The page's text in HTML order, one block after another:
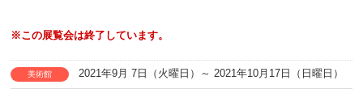
※この展覧会は終了しています。
美術館 2021年9月 7日（火曜日）～ 2021年10月17日（日曜日）